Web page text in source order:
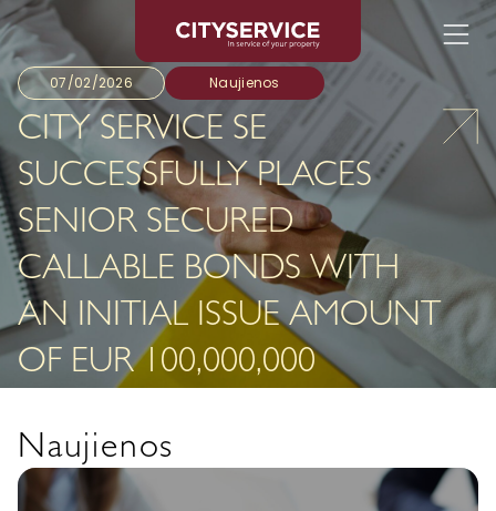
Eiti prie turinio
07/02/2026 Naujienos
CITY SERVICE SE
SUCCESSFULLY PLACES
SENIOR SECURED
CALLABLE BONDS WITH
AN INITIAL ISSUE AMOUNT
OF EUR 100,000,000
Naujienos